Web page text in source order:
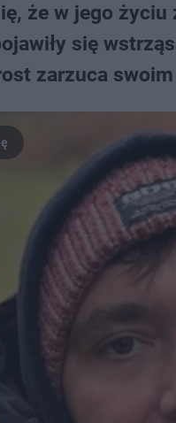
że w jego
się
zarzuca